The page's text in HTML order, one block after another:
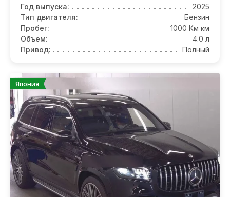
Год выпуска:
2025
Тип двигателя:
Бензин
Пробег:
1000 Км км
Объем:
4.0 л
Привод:
Полный
Япония